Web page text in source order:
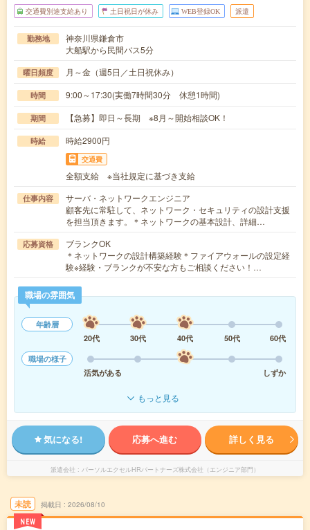
交通費別途支給あり 土日祝日が休み WEB登録OK 派遣
勤務地
神奈川県鎌倉市
大船駅から民間バス5分
曜日頻度 月～金（週5日／土日祝休み）
時間 9:00～17:30(実働7時間30分 休憩1時間)
期間 【急募】即日～長期 ※8月～開始相談OK！
時給 時給2900円
交通費
全額支給 ※当社規定に基づき支給
仕事内容
サーバ・ネットワークエンジニア
顧客先に常駐して、ネットワーク・セキュリティの設計支援
を担当頂きます。＊ネットワークの基本設計、詳細…
応募資格
ブランクOK
＊ネットワークの設計構築経験＊ファイアウォールの設定経
験※経験・ブランクが不安な方もご相談ください！…
職場の雰囲気
年齢層
20代
30代 40代 50代
60代
職場の様子
活気がある
しずか
もっと見る
気になる! 応募へ進む 詳しく見る
派遣会社 パーソルエクセルHRパートナーズ株式会社（エンジニア部門）
未読
NEW
掲載日 2026/08/10